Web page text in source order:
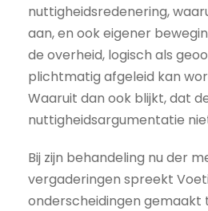
nuttigheidsredenering,
aan, en ook eigener
de overheid, logisch als
plichtmatig afgeleid kan
Waaruit dan ook blijkt, dat
nuttigheidsargumentatie
Bij zijn behandeling nu der
vergaderingen spreekt
onderscheidingen gemaakt